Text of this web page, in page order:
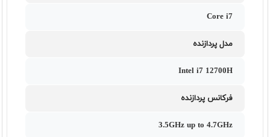
Core i7
مدل پردازنده
Intel i7 12700H
فرکانس پردازنده
3.5GHz up to 4.7GHz